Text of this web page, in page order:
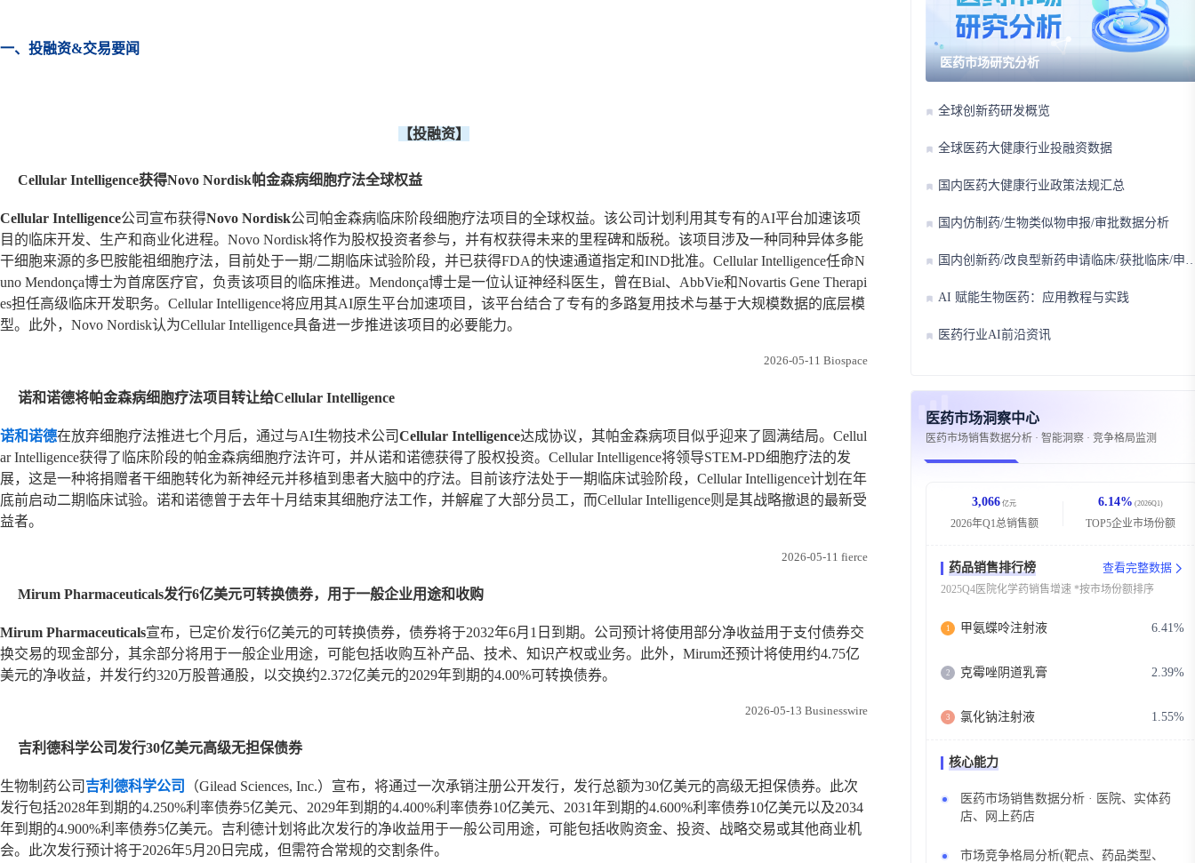
一、投融资&交易要闻
【投融资】
Cellular Intelligence获得Novo Nordisk帕金森病细胞疗法全球权益
Cellular Intelligence公司宣布获得Novo Nordisk公司帕金森病临床阶段细胞疗法项目的全球权益。该公司计划利用其专有的AI平台加速该项
目的临床开发、生产和商业化进程。Novo Nordisk将作为股权投资者参与，并有权获得未来的里程碑和版税。该项目涉及一种同种异体多能
干细胞来源的多巴胺能祖细胞疗法，目前处于一期/二期临床试验阶段，并已获得FDA的快速通道指定和IND批准。Cellular Intelligence任命N
uno Mendonça博士为首席医疗官，负责该项目的临床推进。Mendonça博士是一位认证神经科医生，曾在Bial、AbbVie和Novartis Gene Therapi
es担任高级临床开发职务。Cellular Intelligence将应用其AI原生平台加速项目，该平台结合了专有的多路复用技术与基于大规模数据的底层模
型。此外，Novo Nordisk认为Cellular Intelligence具备进一步推进该项目的必要能力。
2026-05-11 Biospace
诺和诺德将帕金森病细胞疗法项目转让给Cellular Intelligence
诺和诺德在放弃细胞疗法推进七个月后，通过与AI生物技术公司Cellular Intelligence达成协议，其帕金森病项目似乎迎来了圆满结局。Cellul
ar Intelligence获得了临床阶段的帕金森病细胞疗法许可，并从诺和诺德获得了股权投资。Cellular Intelligence将领导STEM-PD细胞疗法的发
展，这是一种将捐赠者干细胞转化为新神经元并移植到患者大脑中的疗法。目前该疗法处于一期临床试验阶段，Cellular Intelligence计划在年
底前启动二期临床试验。诺和诺德曾于去年十月结束其细胞疗法工作，并解雇了大部分员工，而Cellular Intelligence则是其战略撤退的最新受
益者。
2026-05-11 fierce
Mirum Pharmaceuticals发行6亿美元可转换债券，用于一般企业用途和收购
Mirum Pharmaceuticals宣布，已定价发行6亿美元的可转换债券，债券将于2032年6月1日到期。公司预计将使用部分净收益用于支付债券交
换交易的现金部分，其余部分将用于一般企业用途，可能包括收购互补产品、技术、知识产权或业务。此外，Mirum还预计将使用约4.75亿
美元的净收益，并发行约320万股普通股，以交换约2.372亿美元的2029年到期的4.00%可转换债券。
2026-05-13 Businesswire
吉利德科学公司发行30亿美元高级无担保债券
生物制药公司 吉利德科学公司
（Gilead Sciences, Inc.）宣布，将通过一次承销注册公开发行，发行总额为30亿美元的高级无担保债券。此次
发行包括2028年到期的4.250%利率债券5亿美元、2029年到期的4.400%利率债券10亿美元、2031年到期的4.600%利率债券10亿美元以及2034
年到期的4.900%利率债券5亿美元。吉利德计划将此次发行的净收益用于一般公司用途，可能包括收购资金、投资、战略交易或其他商业机
会。此次发行预计将于2026年5月20日完成，但需符合常规的交割条件。
医药市场研究分析
全球创新药研发概览
全球医药大健康行业投融资数据
国内医药大健康行业政策法规汇总
国内仿制药/生物类似物申报/审批数据分析
国内创新药/改良型新药申请临床/获批临床/申请上市/获批上市数据分析
AI 赋能生物医药：应用教程与实践
医药行业AI前沿资讯
医药市场洞察中心
医药市场销售数据分析 · 智能洞察 · 竞争格局监测
3,066 亿元
2026年Q1总销售额
6.14% (2026Q1)
TOP5企业市场份额
药品销售排行榜 查看完整数据
2025Q4医院化学药销售增速 *按市场份额排序
1 甲氨蝶呤注射液 6.41%
2 克霉唑阴道乳膏 2.39%
3 氯化钠注射液 1.55%
核心能力
医药市场销售数据分析 · 医院、实体药
店、网上药店
市场竞争格局分析(靶点、药品类型、